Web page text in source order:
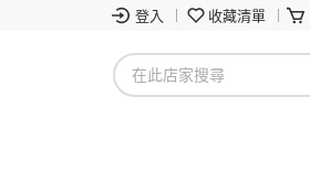
登入 收藏清單